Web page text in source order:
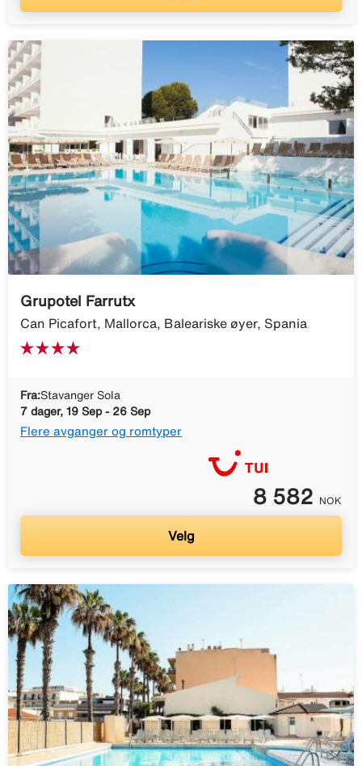
Grupotel Farrutx
Can Picafort, Mallorca, Baleariske øyer, Spania
Fra:Stavanger Sola
7 dager, 19 Sep - 26 Sep
Flere avganger og romtyper
8 582 NOK
Velg